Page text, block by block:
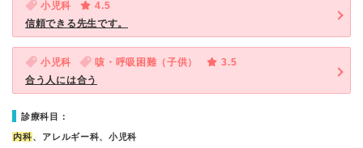
小児科
4.5
信頼できる先生です。
小児科 咳・呼吸困難（子供）
3.5
合う人には合う
診療科目：
内科、アレルギー科、小児科